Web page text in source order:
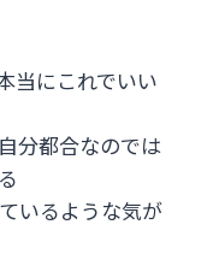
当にこれでいい
分都合なのでは
いるような気が